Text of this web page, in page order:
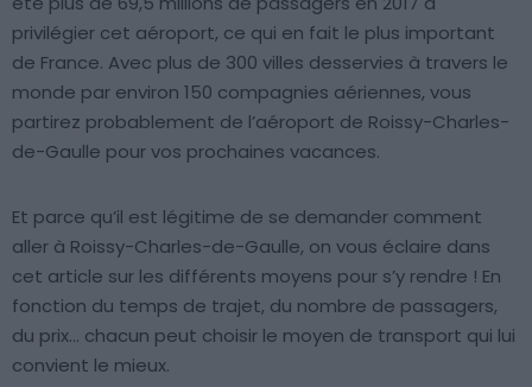
privilégier cet aéroport, ce qui en fait le plus important
de France. Avec plus de 300 villes desservies à travers le
monde par environ 150 compagnies aériennes, vous
partirez probablement de l’aéroport de Roissy-Charles-
de-Gaulle pour vos prochaines vacances.
Et parce qu’il est légitime de se demander comment
aller à Roissy-Charles-de-Gaulle, on vous éclaire dans
cet article sur les différents moyens pour s’y rendre ! En
fonction du temps de trajet, du nombre de passagers,
du prix… chacun peut choisir le moyen de transport qui lui
convient le mieux.